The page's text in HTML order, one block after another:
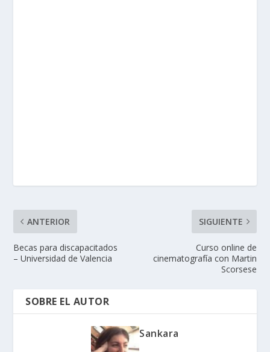
ANTERIOR
Becas para discapacitados
– Universidad de Valencia
SIGUIENTE
Curso online de
cinematografía con Martin
Scorsese
SOBRE EL AUTOR
Sankara